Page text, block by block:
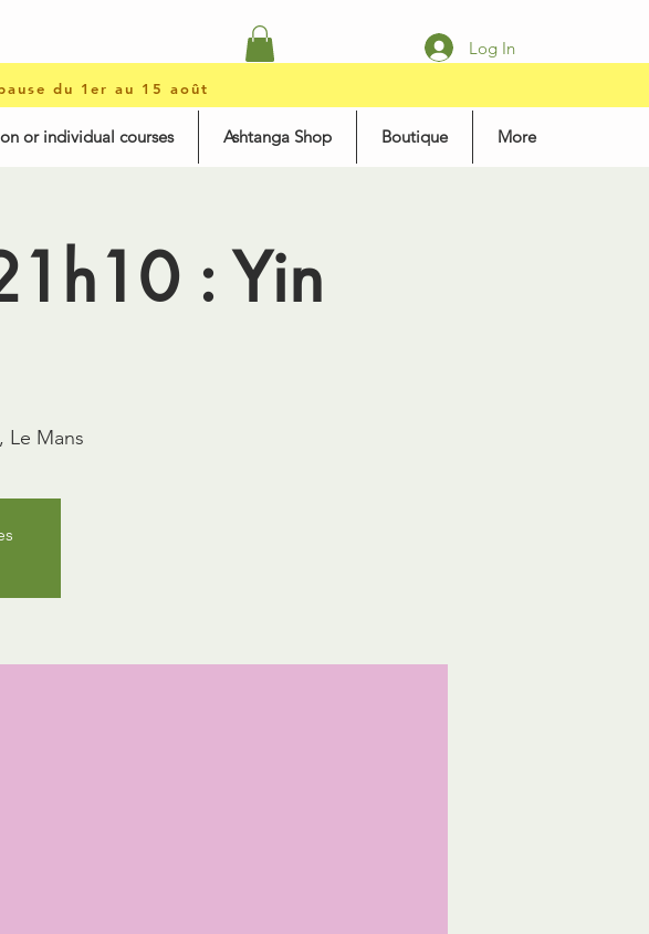
Log In
du 1er au 15 août
or individual courses Ashtanga Shop Boutique More
: Yin
Le Mans